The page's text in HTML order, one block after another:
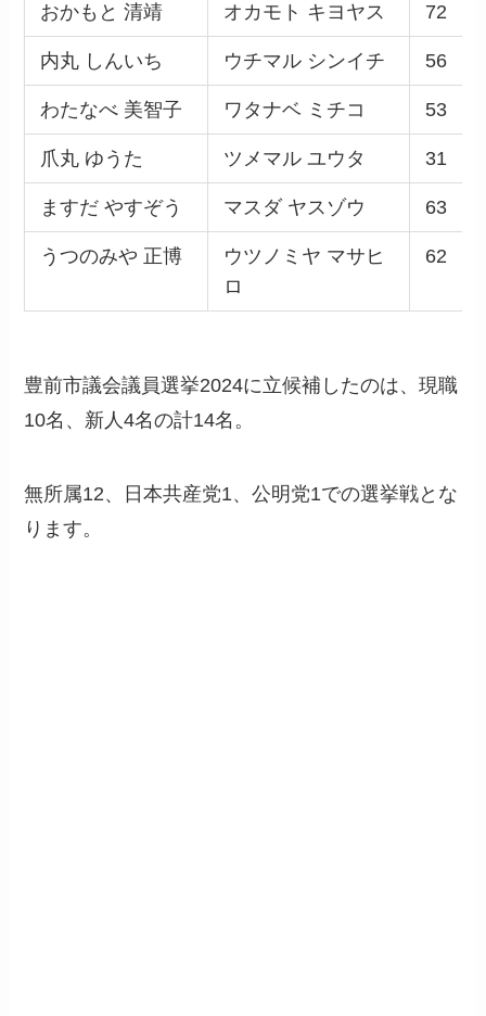
おかもと 清靖 オカモト キヨヤス 72
内丸 しんいち ウチマル シンイチ 56
わたなべ 美智子 ワタナベ ミチコ 53
爪丸 ゆうた ツメマル ユウタ 31
ますだ やすぞう マスダ ヤスゾウ 63
うつのみや 正博
ウツノミヤ マサヒ
ロ
62
豊前市議会議員選挙2024に立候補したのは、現職
10名、新人4名の計14名。
無所属12、日本共産党1、公明党1での選挙戦とな
ります。